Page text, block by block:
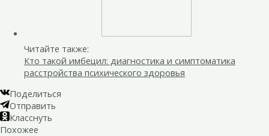
Читайте также:
Кто такой имбецил: диагностика и симптоматика
расстройства психического здоровья
Поделиться
Отправить
Класснуть
Похожее